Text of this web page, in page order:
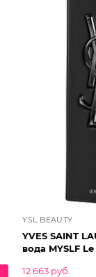
YSL BEAUTY
YVES SAINT
вода
12 663 руб.